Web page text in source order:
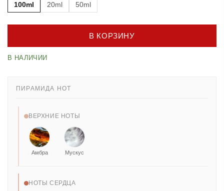
100ml 20ml 50ml
В КОРЗИНУ
В НАЛИЧИИ
ПИРАМИДА НОТ
ВЕРХНИЕ НОТЫ
Амбра Мускус
НОТЫ СЕРДЦА